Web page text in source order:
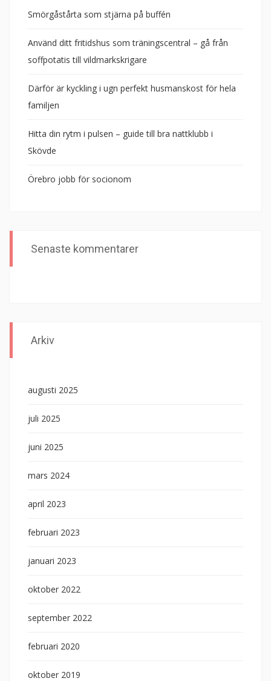
Smörgåstårta som stjärna på buffén
Använd ditt fritidshus som träningscentral – gå från
soffpotatis till vildmarkskrigare
Därför är kyckling i ugn perfekt husmanskost för hela
familjen
Hitta din rytm i pulsen – guide till bra nattklubb i
Skövde
Örebro jobb för socionom
Senaste kommentarer
Arkiv
augusti 2025
juli 2025
juni 2025
mars 2024
april 2023
februari 2023
januari 2023
oktober 2022
september 2022
februari 2020
oktober 2019